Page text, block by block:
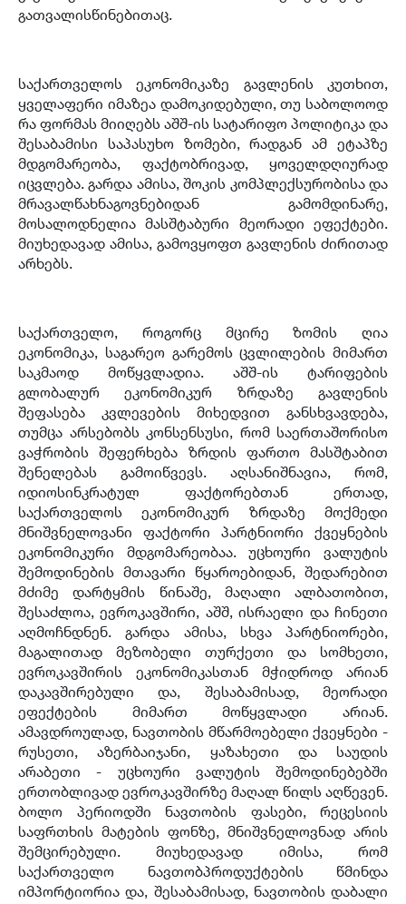
გათვალისწინებითაც.
საქართველოს ეკონომიკაზე გავლენის კუთხით,
ყველაფერი იმაზეა დამოკიდებული, თუ საბოლოოდ
რა ფორმას მიიღებს აშშ-ის სატარიფო პოლიტიკა და
შესაბამისი საპასუხო ზომები, რადგან ამ ეტაპზე
მდგომარეობა, ფაქტობრივად, ყოველდღიურად
იცვლება. გარდა ამისა, შოკის კომპლექსურობისა და
მრავალწახნაგოვნებიდან გამომდინარე,
მოსალოდნელია მასშტაბური მეორადი ეფექტები.
მიუხედავად ამისა, გამოვყოფთ გავლენის ძირითად
არხებს.
საქართველო, როგორც მცირე ზომის ღია
ეკონომიკა, საგარეო გარემოს ცვლილების მიმართ
საკმაოდ მოწყვლადია. აშშ-ის ტარიფების
გლობალურ ეკონომიკურ ზრდაზე გავლენის
შეფასება კვლევების მიხედვით განსხვავდება,
თუმცა არსებობს კონსენსუსი, რომ საერთაშორისო
ვაჭრობის შეფერხება ზრდის ფართო მასშტაბით
შენელებას გამოიწვევს. აღსანიშნავია, რომ,
იდიოსინკრატულ ფაქტორებთან ერთად,
საქართველოს ეკონომიკურ ზრდაზე მოქმედი
მნიშვნელოვანი ფაქტორი პარტნიორი ქვეყნების
ეკონომიკური მდგომარეობაა. უცხოური ვალუტის
შემოდინების მთავარი წყაროებიდან, შედარებით
მძიმე დარტყმის წინაშე, მაღალი ალბათობით,
შესაძლოა, ევროკავშირი, აშშ, ისრაელი და ჩინეთი
აღმოჩნდნენ. გარდა ამისა, სხვა პარტნიორები,
მაგალითად მეზობელი თურქეთი და სომხეთი,
ევროკავშირის ეკონომიკასთან მჭიდროდ არიან
დაკავშირებული და, შესაბამისად, მეორადი
ეფექტების მიმართ მოწყვლადი არიან.
ამავდროულად, ნავთობის მწარმოებელი ქვეყნები -
რუსეთი, აზერბაიჯანი, ყაზახეთი და საუდის
არაბეთი - უცხოური ვალუტის შემოდინებებში
ერთობლივად ევროკავშირზე მაღალ წილს აღწევენ.
ბოლო პერიოდში ნავთობის ფასები, რეცესიის
საფრთხის მატების ფონზე, მნიშვნელოვნად არის
შემცირებული. მიუხედავად იმისა, რომ
საქართველო ნავთობპროდუქტების წმინდა
იმპორტიორია და, შესაბამისად, ნავთობის დაბალი